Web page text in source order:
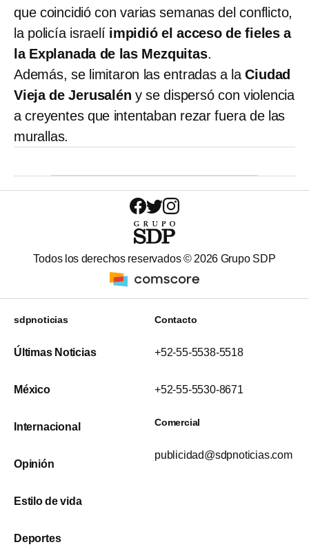
que coincidió con varias semanas del conflicto,
la policía israelí impidió el acceso de fieles a
la Explanada de las Mezquitas.
Además, se limitaron las entradas a laCiudad
Vieja de Jerusalén y se dispersó con violencia
a creyentes que intentaban rezar fuera de las
murallas.
Todos los derechos reservados © 2026 Grupo SDP
sdpnoticias
Últimas Noticias
México
Internacional
Opinión
Estilo de vida
Deportes
Contacto
+52-55-5538-5518
+52-55-5530-8671
Comercial
publicidad@sdpnoticias.com